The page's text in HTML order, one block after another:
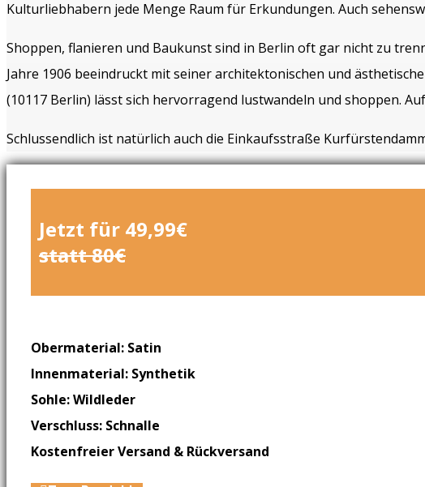
Kulturliebhabern jede Menge Raum für Erkundungen. Auch
Shoppen, flanieren und Baukunst sind in Berlin oft gar nicht zu
Jahre 1906 beeindruckt mit seiner architektonischen und
(10117 Berlin) lässt sich hervorragend lustwandeln und shoppen.
Schlussendlich ist natürlich auch die Einkaufsstraße
Jetzt für 49,99€
statt 80€
Obermaterial: Satin
Innenmaterial: Synthetik
Sohle: Wildleder
Verschluss: Schnalle
Kostenfreier Versand & Rückversand